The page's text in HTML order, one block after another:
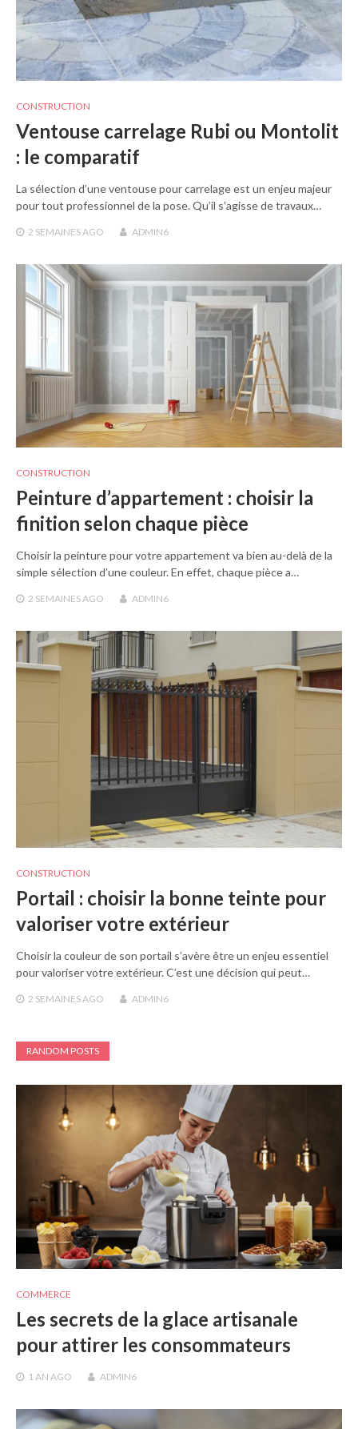
CONSTRUCTION
Ventouse carrelage Rubi ou Montolit
: le comparatif
La sélection d’une ventouse pour carrelage est un enjeu majeur
pour tout professionnel de la pose. Qu’il s’agisse de travaux…
2 SEMAINESAGO ADMIN6
CONSTRUCTION
Peinture d’appartement : choisir la
finition selon chaque pièce
Choisir la peinture pour votre appartement va bien au-delà de la
simple sélection d’une couleur. En effet, chaque pièce a…
2 SEMAINESAGO ADMIN6
CONSTRUCTION
Portail : choisir la bonne teinte pour
valoriser votre extérieur
Choisir la couleur de son portail s’avère être un enjeu essentiel
pour valoriser votre extérieur. C’est une décision qui peut…
2 SEMAINES AGO ADMIN6
RANDOM POSTS
COMMERCE
Les secrets de la glace artisanale
pour attirer les consommateurs
1 AN AGO ADMIN6